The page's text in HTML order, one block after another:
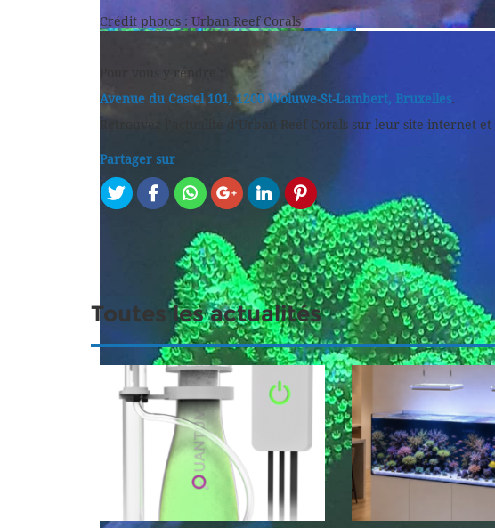
Crédit photos : Urban Reef Corals
Pour vous y rendre :
Avenue du Castel 101, 1200 Woluwe-St-Lambert, Bruxelles.
Retrouvez l’actualité d’Urban Reef Corals sur leur site internet et
Partager sur
Toutes les actualités